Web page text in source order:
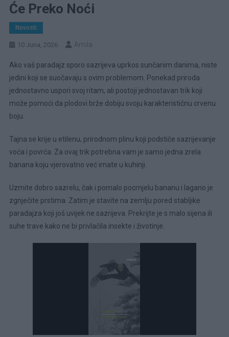
Će Preko Noći
Novosti
10 Juna, 2026 Amila
Ako vaš paradajz sporo sazrijeva uprkos sunčanim danima, niste
jedini koji se suočavaju s ovim problemom. Ponekad priroda
jednostavno uspori svoj ritam, ali postoji jednostavan trik koji
može pomoći da plodovi brže dobiju svoju karakterističnu crvenu
boju.
Tajna se krije u etilenu, prirodnom plinu koji podstiče sazrijevanje
voća i povrća. Za ovaj trik potrebna vam je samo jedna zrela
banana koju vjerovatno već imate u kuhinji.
Uzmite dobro sazrelu, čak i pomalo pocrnjelu bananu i lagano je
zgnječite prstima. Zatim je stavite na zemlju pored stabljike
paradajza koji još uvijek ne sazrijeva. Prekrijte je s malo sijena ili
suhe trave kako ne bi privlačila insekte i životinje.